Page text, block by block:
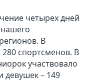
четырех дней
В
спортсменов. В
участвовало
девушек – 149